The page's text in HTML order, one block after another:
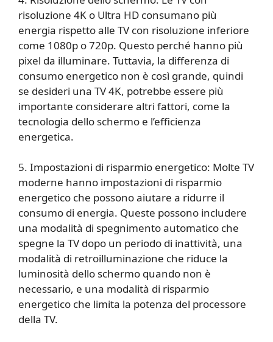
risoluzione 4K o Ultra HD consumano più
energia rispetto alle TV con risoluzione inferiore
come 1080p o 720p. Questo perché hanno più
pixel da illuminare. Tuttavia, la differenza di
consumo energetico non è così grande, quindi
se desideri una TV 4K, potrebbe essere più
importante considerare altri fattori, come la
tecnologia dello schermo e l’efficienza
energetica.
5. Impostazioni di risparmio energetico: Molte TV
moderne hanno impostazioni di risparmio
energetico che possono aiutare a ridurre il
consumo di energia. Queste possono includere
una modalità di spegnimento automatico che
spegne la TV dopo un periodo di inattività, una
modalità di retroilluminazione che riduce la
luminosità dello schermo quando non è
necessario, e una modalità di risparmio
energetico che limita la potenza del processore
della TV.